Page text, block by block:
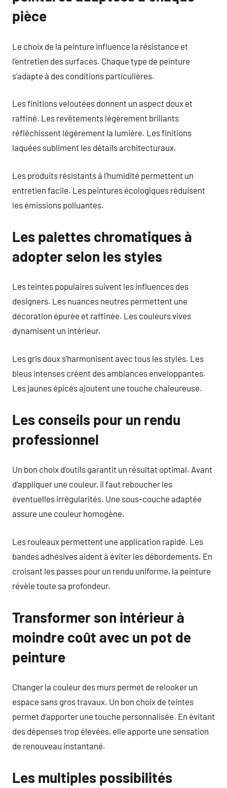
pièce
Le choix de la peinture influence la résistance et
l’entretien des surfaces. Chaque type de peinture
s’adapte à des conditions particulières.
Les finitions veloutées donnent un aspect doux et
raffiné. Les revêtements légèrement brillants
réfléchissent légèrement la lumière. Les finitions
laquées subliment les détails architecturaux.
Les produits résistants à l’humidité permettent un
entretien facile. Les peintures écologiques réduisent
les émissions polluantes.
Les palettes chromatiques à
adopter selon les styles
Les teintes populaires suivent les influences des
designers. Les nuances neutres permettent une
décoration épurée et raffinée. Les couleurs vives
dynamisent un intérieur.
Les gris doux s’harmonisent avec tous les styles. Les
bleus intenses créent des ambiances enveloppantes.
Les jaunes épicés ajoutent une touche chaleureuse.
Les conseils pour un rendu
professionnel
Un bon choix d’outils garantit un résultat optimal. Avant
d’appliquer une couleur, il faut reboucher les
éventuelles irrégularités. Une sous-couche adaptée
assure une couleur homogène.
Les rouleaux permettent une application rapide. Les
bandes adhésives aident à éviter les débordements. En
croisant les passes pour un rendu uniforme, la peinture
révèle toute sa profondeur.
Transformer son intérieur à
moindre coût avec un pot de
peinture
Changer la couleur des murs permet de relooker un
espace sans gros travaux. Un bon choix de teintes
permet d’apporter une touche personnalisée. En évitant
des dépenses trop élevées, elle apporte une sensation
de renouveau instantané.
Les multiples possibilités